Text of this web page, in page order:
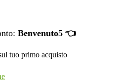
Benvenuto5 👈
tuo primo acquisto